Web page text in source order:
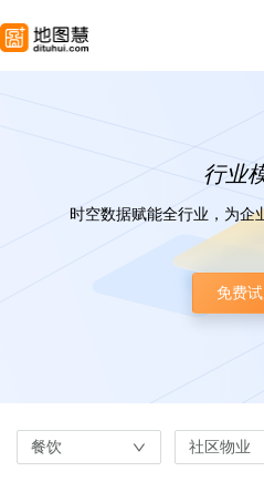
行业
时空数据赋能全行业，为企
免费
餐饮 社区物业